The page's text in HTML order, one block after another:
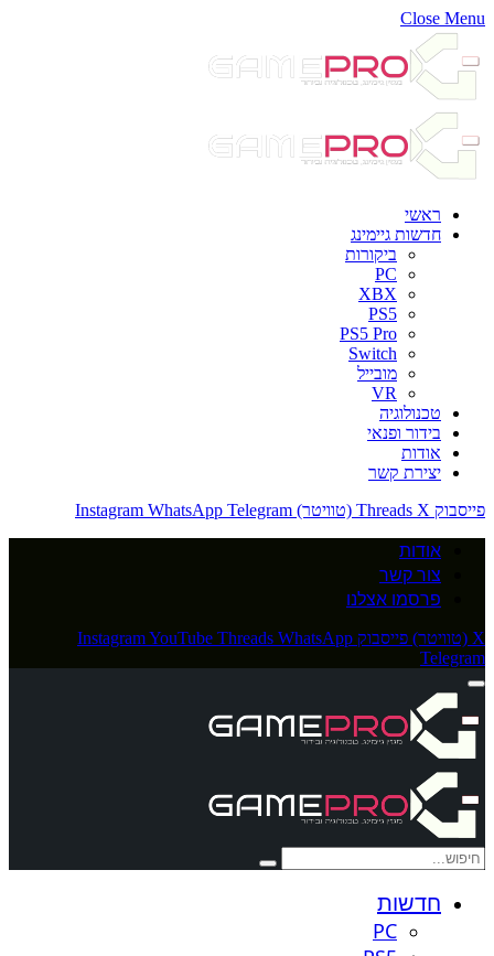
Close Menu
ראשי
חדשות גיימינג
ביקורות
PC
XBX
PS5
PS5 Pro
Switch
מובייל
VR
טכנולוגיה
בידור ופנאי
אודות
יצירת קשר
פייסבוק
Threads X (טוויטר) Instagram WhatsApp Telegram
אודות
צור קשר
פרסמו אצלנו
X (טוויטר) פייסבוק InstagramYouTube Threads WhatsApp
Telegram
חדשות
PC